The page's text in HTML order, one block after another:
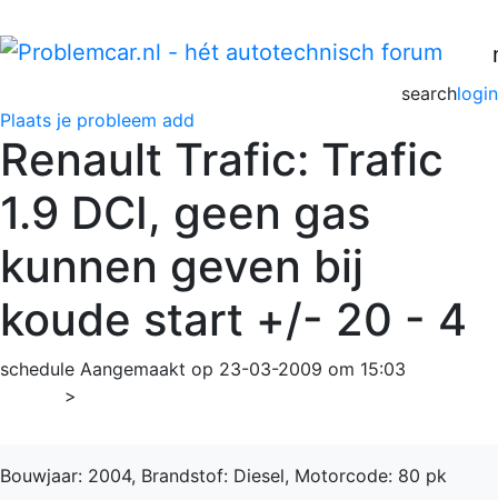
login
search
Plaats je probleem add
Renault Trafic: Trafic
1.9 DCI, geen gas
kunnen geven bij
koude start +/- 20 - 4
schedule Aangemaakt op 23-03-2009 om 15:03
>
Bouwjaar: 2004, Brandstof: Diesel, Motorcode: 80 pk